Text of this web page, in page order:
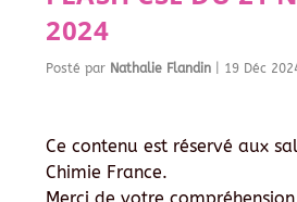
2024
Posté par Nathalie Flandin 19 Déc
Ce contenu est réservé aux
Chimie France.
Merci de votre compréhension